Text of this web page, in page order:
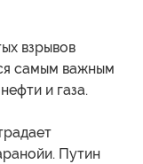
взрывов
самым важным
и газа.
Путин